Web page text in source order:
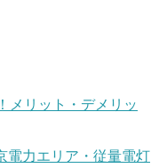
メリット・デメリッ
電力エリア・従量電灯